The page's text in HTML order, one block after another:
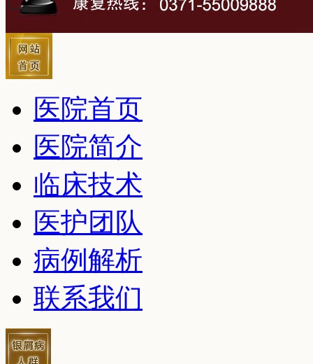
医院首页
医院简介
临床技术
医护团队
病例解析
联系我们